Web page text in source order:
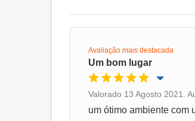
Avaliação mais destacada
Um bom lugar
Oportunidade de
Valorado 13 Agosto 2021.
um ótimo ambiente com